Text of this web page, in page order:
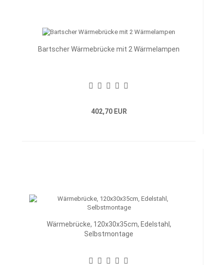
Bartscher Wärmebrücke mit 2 Wärmelampen
402,70 EUR
Wärmebrücke, 120x30x35cm, Edelstahl,
Selbstmontage